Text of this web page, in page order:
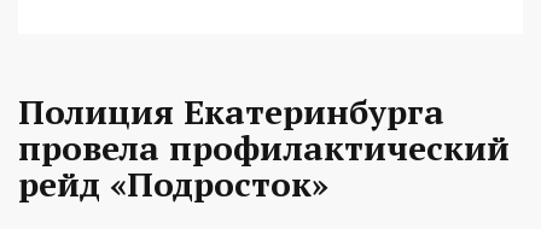
Полиция Екатеринбурга
провела профилактический
рейд «Подросток»